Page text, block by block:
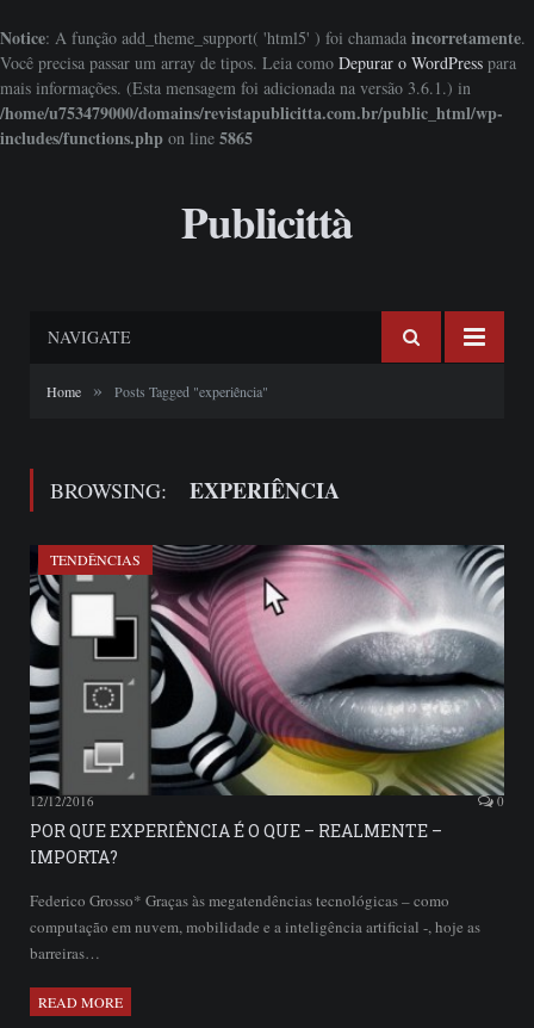
Notice: A função add_theme_support( 'html5' ) foi chamada incorretamente.
Você precisa passar um array de tipos. Leia como Depurar o WordPress para
mais informações. (Esta mensagem foi adicionada na versão 3.6.1.) in
/home/u753479000/domains/revistapublicitta.com.br/public_html/wp-
includes/functions.php on line 5865
Publicittà
NAVIGATE
Home » Posts Tagged "experiência"
BROWSING: EXPERIÊNCIA
TENDÊNCIAS
12/12/2016 0
POR QUE EXPERIÊNCIA É O QUE – REALMENTE –
IMPORTA?
Federico Grosso* Graças às megatendências tecnológicas – como
computação em nuvem, mobilidade e a inteligência artificial -, hoje as
barreiras…
READ MORE